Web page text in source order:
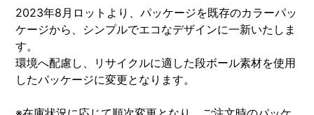
2023年8月ロットより、パッケージを既存のカラーパッ
ケージから、シンプルでエコなデザインに一新いたしま
す。
環境へ配慮し、リサイクルに適した段ボール素材を使用
したパッケージに変更となります。